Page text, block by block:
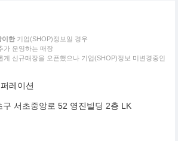
이한 기업(SHOP)정보일 경우
가 운영하는 매장
게 신규매장을 오픈했으나 기업(SHOP)정보 미변경중인
레이션
구 서초중앙로 52 영진빌딩 2층 LK